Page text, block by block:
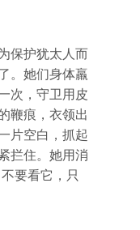
保护犹太人而
。她们身体羸
次，守卫用皮
鞭痕，衣领出
片空白，抓起
拦住。她用消
要看它，只